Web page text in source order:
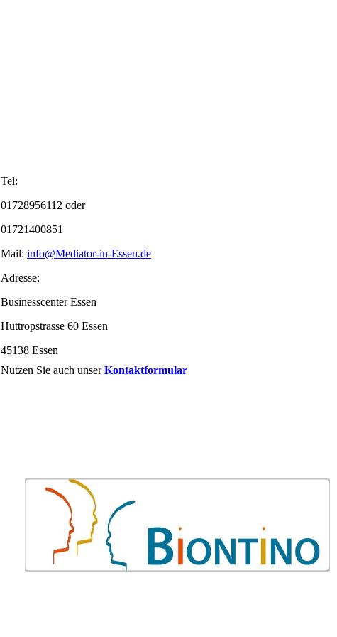
Tel:
01728956112 oder
01721400851
Mail: info@Mediator-in-Essen.de
Adresse:
Businesscenter Essen
Huttropstrasse 60 Essen
45138 Essen
Nutzen Sie auch unser Kontaktformular